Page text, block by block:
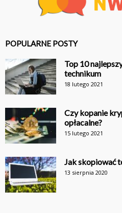
POPULARNE POSTY
Top 10
technikum
18 lutego 2021
Czy kopanie
opłacalne?
15 lutego 2021
Jak skopiować
13 sierpnia 2020